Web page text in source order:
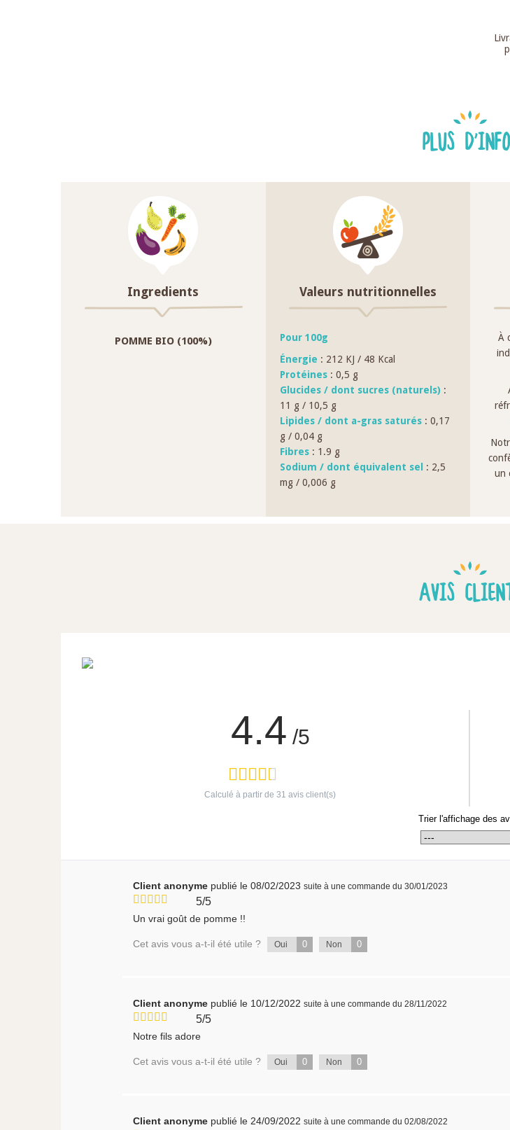
PLUS
Ingredients
POMME BIO (100%)
Valeurs nutritionnelles
Pour 100g
Énergie : 212 KJ / 48 Kcal
Protéines: 0,5 g
Glucides / dont sucres (naturels) :
11 g / 10,5 g
Lipides / dont a-gras saturés: 0,17
g / 0,04 g
Fibres: 1.9 g
Sodium / dont équivalent sel
: 2,5
mg / 0,006 g
À
un
AVIS
4.4 /5
Calculé à partir de 31 avis client(s)
Trier l'affichage des
Client anonyme publié le 08/02/2023 suite à une commande du 30/01/2023
5/5
Un vrai goût de pomme !!
Cet avis vous a-t-il été utile ? Oui 0 Non 0
Client anonyme publié le 10/12/2022 suite à une commande du 28/11/2022
5/5
Notre fils adore
Cet avis vous a-t-il été utile ? Oui 0 Non 0
Client anonyme publié le 24/09/2022 suite à une commande du 02/08/2022